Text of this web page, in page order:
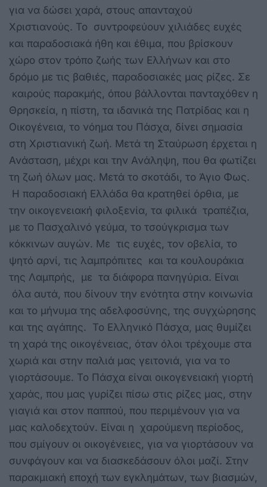
για να δώσει χαρά, στους απανταχού
Χριστιανούς. Το συντροφεύουν χιλιάδες ευχές
και παραδοσιακά ήθη και έθιμα, που βρίσκουν
χώρο στον τρόπο ζωής των Ελλήνων και στο
δρόμο με τις βαθιές, παραδοσιακές μας ρίζες. Σε
καιρούς παρακμής, όπου βάλλονται πανταχόθεν η
Θρησκεία, η πίστη, τα ιδανικά της Πατρίδας και η
Οικογένεια, το νόημα του Πάσχα, δίνει σημασία
στη Χριστιανική ζωή. Μετά τη Σταύρωση έρχεται η
Ανάσταση, μέχρι και την Ανάληψη, που θα φωτίζει
τη ζωή όλων μας. Μετά το σκοτάδι, το Άγιο Φως.
Η παραδοσιακή Ελλάδα θα κρατηθεί όρθια, με
την οικογενειακή φιλοξενία, τα φιλικά τραπέζια,
με το Πασχαλινό γεύμα, το τσούγκρισμα των
κόκκινων αυγών. Με τις ευχές, τον οβελία, το
ψητό αρνί, τις λαμπρόπιτες και τα κουλουράκια
της Λαμπρής, με τα διάφορα πανηγύρια. Είναι
όλα αυτά, που δίνουν την ενότητα στην κοινωνία
και το μήνυμα της αδελφοσύνης, της συγχώρησης
και της αγάπης. Το Ελληνικό Πάσχα, μας θυμίζει
τη χαρά της οικογένειας, όταν όλοι τρέχουμε στα
χωριά και στην παλιά μας γειτονιά, για να το
γιορτάσουμε. Το Πάσχα είναι οικογενειακή γιορτή
χαράς, που μας γυρίζει πίσω στις ρίζες μας, στην
γιαγιά και στον παππού, που περιμένουν για να
μας καλοδεχτούν. Είναι η χαρούμενη περίοδος,
που σμίγουν οι οικογένειες, για να γιορτάσουν να
συνφάγουν και να διασκεδάσουν όλοι μαζί. Στην
παρακμιακή εποχή των εγκλημάτων, των βιασμών,